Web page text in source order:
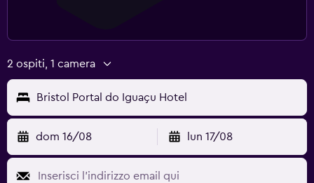
2 ospiti, 1 camera
Bristol Portal do Iguaçu Hotel
dom 16/08 lun 17/08